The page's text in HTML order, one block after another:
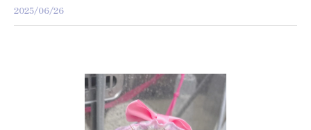
2025/06/26